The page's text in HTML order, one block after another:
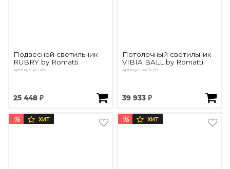
Подвесной светильник
RUBRY by Romatti
Артикул: AFD03
25 448 ₽
Потолочный светильник
VIBIA BALL by Romatti
Артикул: 9493C/B
39 933 ₽
% ХИТ % ХИТ